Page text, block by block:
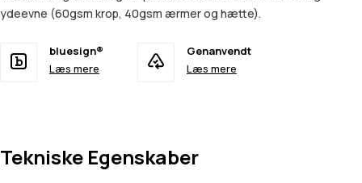
ydeevne (60gsm krop, 40gsm ærmer og hætte).
bluesign®
Læs mere
Genanvendt
Læs mere
Tekniske Egenskaber